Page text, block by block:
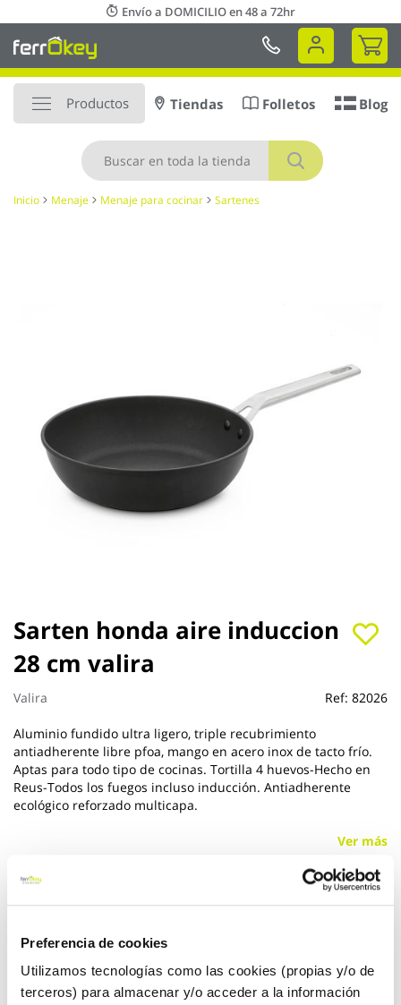
Preferencia de cookies
Utilizamos tecnologías como las cookies (propias y/o de
terceros) para almacenar y/o acceder a la información
al
contenido
Envío a DOMICILIO en 48 a 72hr
Mi
Productos
Buscar
Tiendas Folletos Blog
Inicio Menaje Menaje para cocinar Sartenes
Sarten honda aire induccion
28 cm valira
Valira Ref: 82026
Aluminio fundido ultra ligero, triple recubrimiento
antiadherente libre pfoa, mango en acero inox de tacto frío.
Aptas para todo tipo de cocinas. Tortilla 4 huevos-Hecho en
Reus-Todos los fuegos incluso inducción. Antiadherente
ecológico reforzado multicapa.
Ver más
50,84 €
Añadir al carrito
Saltar
al
comienzo
de
la
de
imágenes